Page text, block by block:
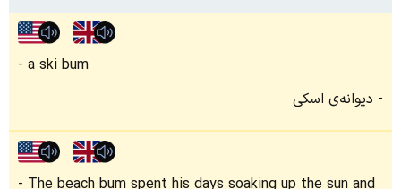
a ski bum
دیوانه‌ی اسکی